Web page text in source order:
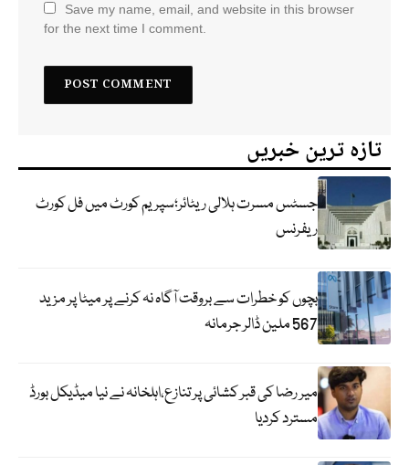
Save my name, email, and website in this browser
for the next time I comment.
تازہ ترین خبریں
جسٹس مسرت ہلالی ریٹائر؛سپریم کورٹ میں فل کورٹ
ریفرنس
بچوں کو خطرات سے بروقت آگاہ نہ کرنے پر میٹا پر مزید
567 ملین ڈالر جرمانہ
میر رضا کی قبر کشائی پر تنازع،اہلخانہ نے نیا میڈیکل بورڈ
مسترد کردیا